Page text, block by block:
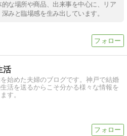
な場所や商品、出来事を中心に、リア
みと臨場感を生み出しています。
活
始めた夫婦のブログです。神戸で結婚
活を送るからこそ分かる様々な情報を
す。